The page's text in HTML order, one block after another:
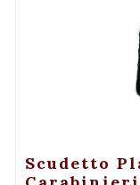
Scudetto